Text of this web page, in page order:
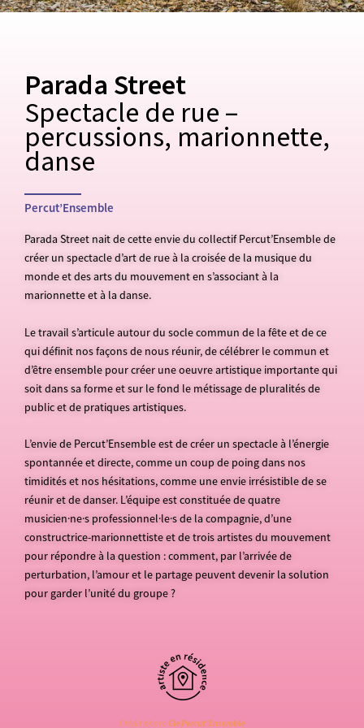
Parada Street
Spectacle de rue –
percussions, marionnette,
danse
Percut’Ensemble
Parada Street nait de cette envie du collectif Percut’Ensemble de
créer un spectacle d’art de rue à la croisée de la musique du
monde et des arts du mouvement en s’associant à la
marionnette et à la danse.
Le travail s’articule autour du socle commun de la fête et de ce
qui définit nos façons de nous réunir, de célébrer le commun et
d’être ensemble pour créer une oeuvre artistique importante qui
soit dans sa forme et sur le fond le métissage de pluralités de
public et de pratiques artistiques.
L’envie de Percut’Ensemble est de créer un spectacle à l’énergie
spontannée et directe, comme un coup de poing dans nos
timidités et nos hésitations, comme une envie irrésistible de se
réunir et de danser. L’équipe est constituée de quatre
musicien·ne·s professionnel·le·s de la compagnie, d’une
constructrice-marionnettiste et de trois artistes du mouvement
pour répondre à la question : comment, par l’arrivée de
perturbation, l’amour et le partage peuvent devenir la solution
pour garder l’unité du groupe ?
Crédit photo Cie Percut’Ensemble